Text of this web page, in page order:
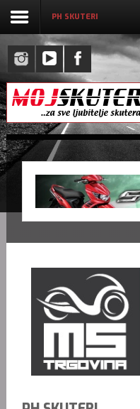
PH SKUTERI